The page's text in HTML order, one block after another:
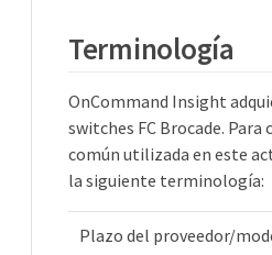
Terminología
OnCommand Insight
switches FC Brocade.
común utilizada en este
la siguiente terminología:
Plazo del proveedor/